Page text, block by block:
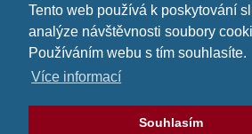
Tento web používá k poskytování
analýze návštěvnosti soubory
Používáním webu s tím souhlasíte.
Více informací
Souhlasím